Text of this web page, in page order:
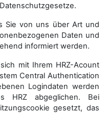
Sie von uns über Art und
Daten und
informiert werden.
mit Ihrem HRZ-Acount
Central Authentication
Logindaten werden
HRZ abgeglichen. Bei
gesetzt, das